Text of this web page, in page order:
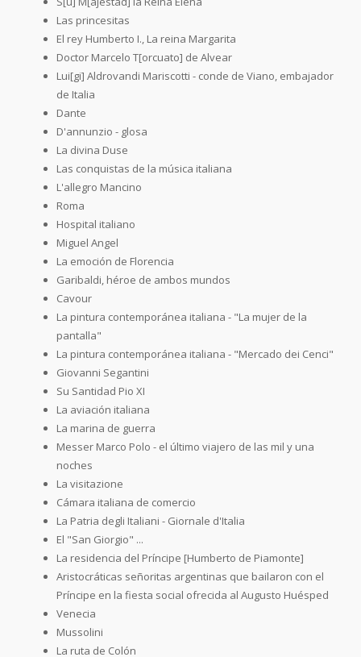
Las princesitas
El rey Humberto I., La reina Margarita
Doctor Marcelo T[orcuato] de Alvear
Lui[gi] Aldrovandi Mariscotti - conde de Viano, embajador
de Italia
Dante
D'annunzio - glosa
La divina Duse
Las conquistas de la música italiana
L'allegro Mancino
Roma
Hospital italiano
Miguel Angel
La emoción de Florencia
Garibaldi, héroe de ambos mundos
Cavour
La pintura contemporánea italiana - "La mujer de la
pantalla"
La pintura contemporánea italiana - "Mercado dei Cenci"
Giovanni Segantini
Su Santidad Pio XI
La aviación italiana
La marina de guerra
Messer Marco Polo - el último viajero de las mil y una
noches
La visitazione
Cámara italiana de comercio
La Patria degli Italiani - Giornale d'Italia
El "San Giorgio" ...
La residencia del Príncipe [Humberto de Piamonte]
Aristocráticas señoritas argentinas que bailaron con el
Príncipe en la fiesta social ofrecida al Augusto Huésped
Venecia
Mussolini
La ruta de Colón